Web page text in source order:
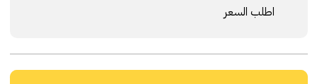
اطلب السعر